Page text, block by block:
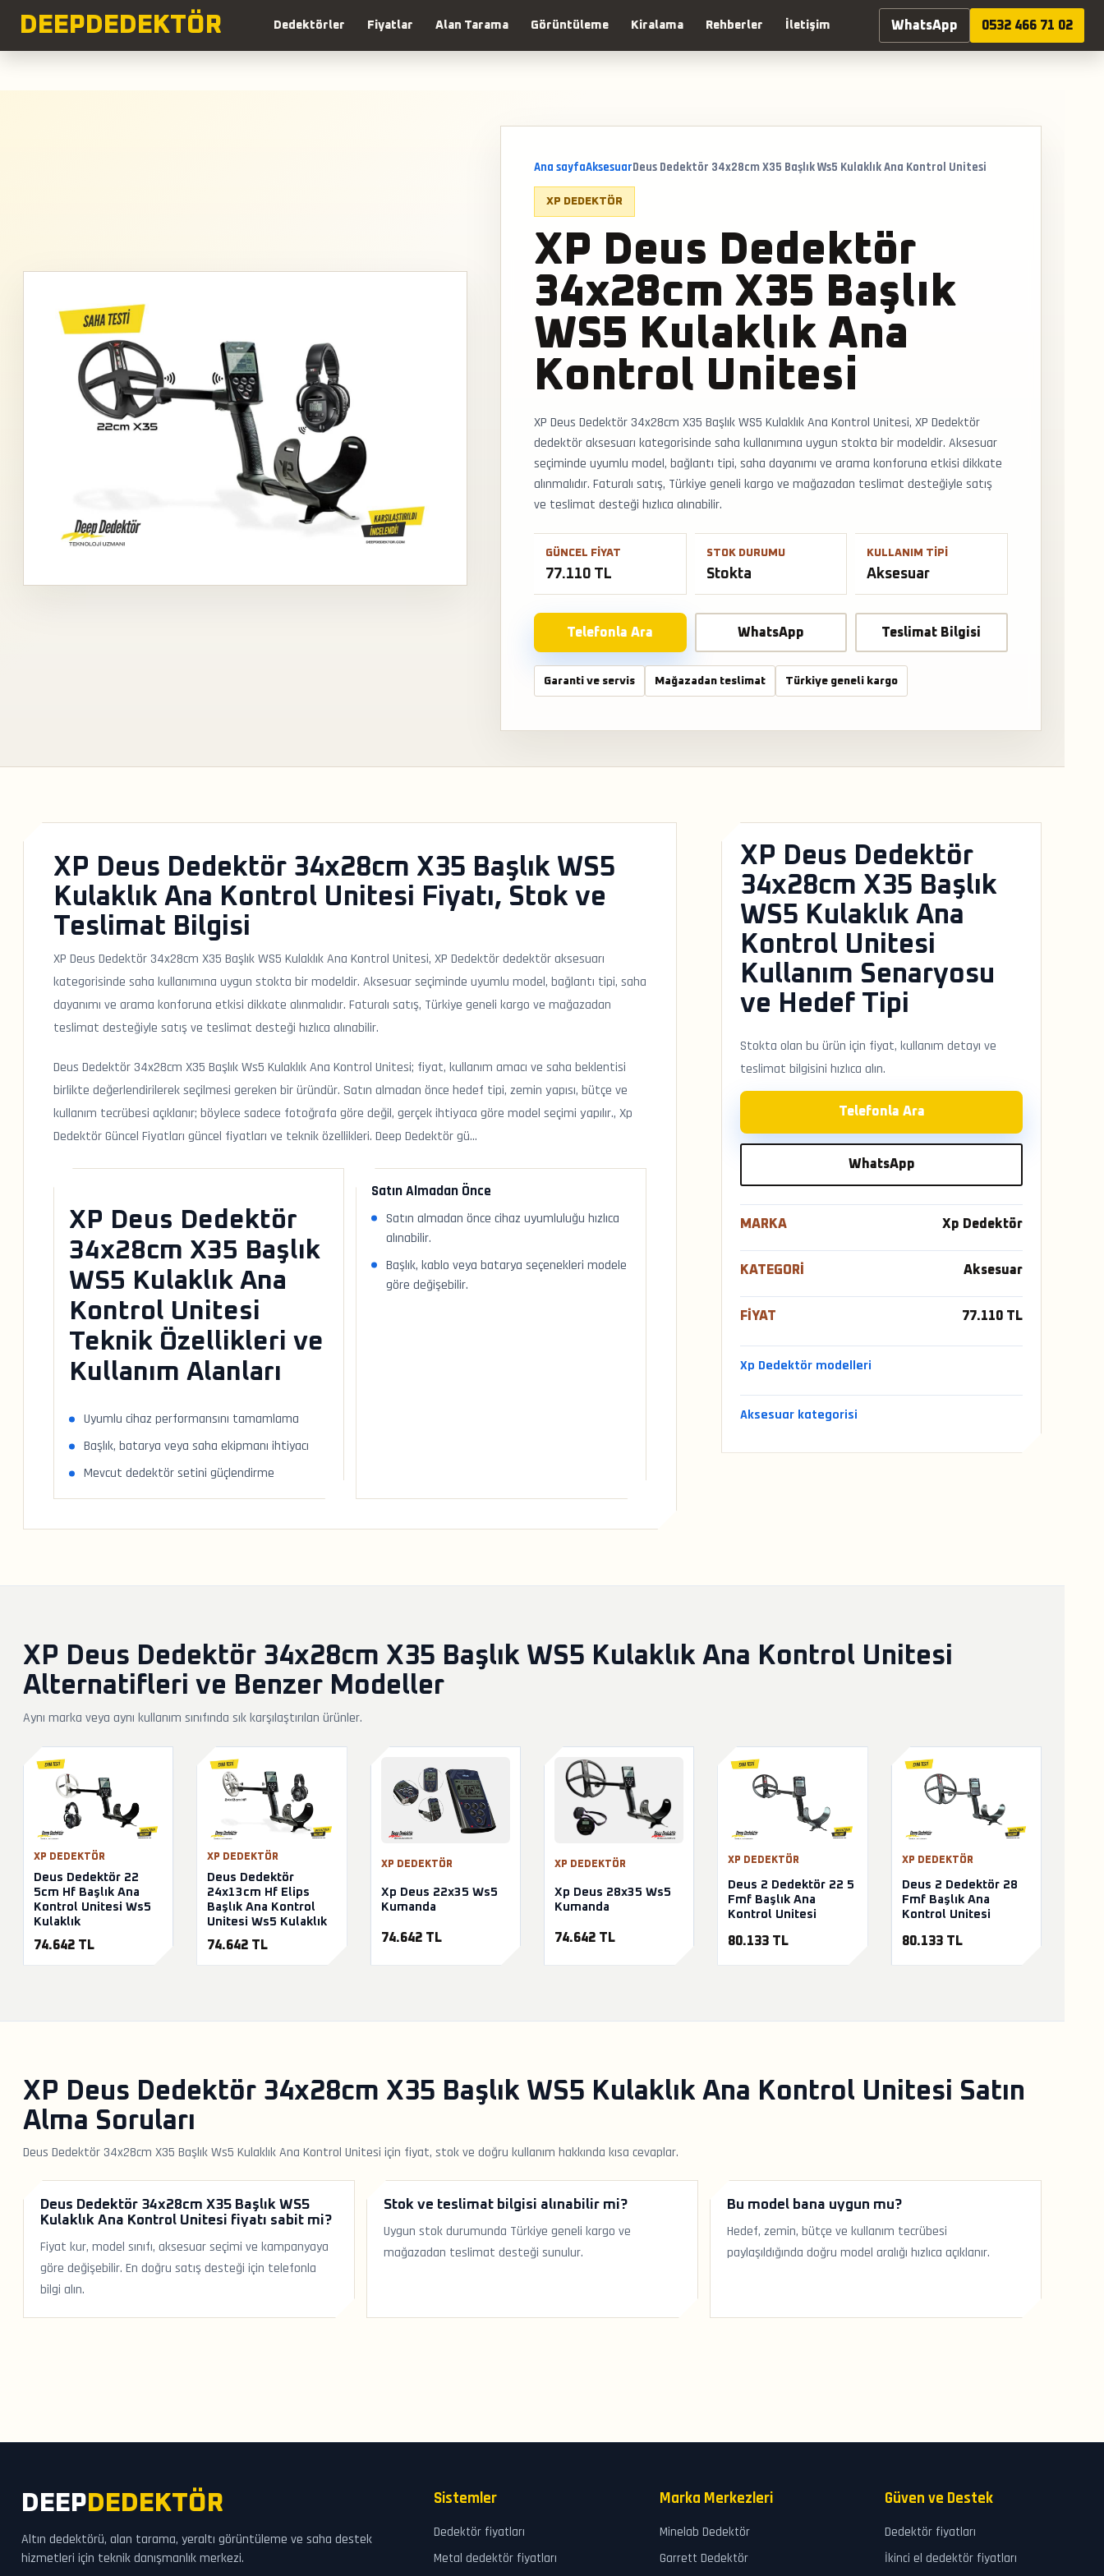
DEEP DEDEKTÖR Dedektörler Fiyatlar Alan Tarama Görüntüleme Kiralama Rehberler İletişim WhatsApp 0532 466 71 02
Ana sayfaAksesuarDeus Dedektör 34x28cm X35 Başlık Ws5 Kulaklık Ana Kontrol Unitesi
XP DEDEKTÖR
XP Deus Dedektör
34x28cm X35 Başlık
WS5 Kulaklık Ana
Kontrol Unitesi
XP Deus Dedektör 34x28cm X35 Başlık WS5 Kulaklık Ana Kontrol Unitesi, XP Dedektör
dedektör aksesuarı kategorisinde saha kullanımına uygun stokta bir modeldir. Aksesuar
seçiminde uyumlu model, bağlantı tipi, saha dayanımı ve arama konforuna etkisi dikkate
alınmalıdır. Faturalı satış, Türkiye geneli kargo ve mağazadan teslimat desteğiyle satış
ve teslimat desteği hızlıca alınabilir.
GÜNCEL FIYAT
77.110 TL
STOK DURUMU
Stokta
KULLANIM TIPI
Aksesuar
Telefonla Ara WhatsApp Teslimat Bilgisi
Garanti ve servis Mağazadan teslimat Türkiye geneli kargo
XP Deus Dedektör 34x28cm X35 Başlık WS5
Kulaklık Ana Kontrol Unitesi Fiyatı, Stok ve
Teslimat Bilgisi
XP Deus Dedektör 34x28cm X35 Başlık WS5 Kulaklık Ana Kontrol Unitesi, XP Dedektör dedektör aksesuarı
kategorisinde saha kullanımına uygun stokta bir modeldir. Aksesuar seçiminde uyumlu model, bağlantı tipi, saha
dayanımı ve arama konforuna etkisi dikkate alınmalıdır. Faturalı satış, Türkiye geneli kargo ve mağazadan
teslimat desteğiyle satış ve teslimat desteği hızlıca alınabilir.
Deus Dedektör 34x28cm X35 Başlık Ws5 Kulaklık Ana Kontrol Unitesi; fiyat, kullanım amacı ve saha beklentisi
birlikte değerlendirilerek seçilmesi gereken bir üründür. Satın almadan önce hedef tipi, zemin yapısı, bütçe ve
kullanım tecrübesi açıklanır; böylece sadece fotoğrafa göre değil, gerçek ihtiyaca göre model seçimi yapılır., Xp
Dedektör Güncel Fiyatları güncel fiyatları ve teknik özellikleri. Deep Dedektör gü...
XP Deus Dedektör
34x28cm X35 Başlık
WS5 Kulaklık Ana
Kontrol Unitesi
Teknik Özellikleri ve
Kullanım Alanları
Uyumlu cihaz performansını tamamlama
Başlık, batarya veya saha ekipmanı ihtiyacı
Mevcut dedektör setini güçlendirme
Satın Almadan Önce
Satın almadan önce cihaz uyumluluğu hızlıca
alınabilir.
Başlık, kablo veya batarya seçenekleri modele
göre değişebilir.
XP Deus Dedektör
34x28cm X35 Başlık
WS5 Kulaklık Ana
Kontrol Unitesi
Kullanım Senaryosu
ve Hedef Tipi
Stokta olan bu ürün için fiyat, kullanım detayı ve
teslimat bilgisini hızlıca alın.
Telefonla Ara
WhatsApp
MARKA Xp Dedektör
KATEGORI Aksesuar
FIYAT 77.110 TL
Xp Dedektör modelleri
Aksesuar kategorisi
XP Deus Dedektör 34x28cm X35 Başlık WS5 Kulaklık Ana Kontrol Unitesi
Alternatifleri ve Benzer Modeller
Aynı marka veya aynı kullanım sınıfında sık karşılaştırılan ürünler.
XP DEDEKTÖR
Deus Dedektör 22
5cm Hf Başlık Ana
Kontrol Unitesi Ws5
Kulaklık
74.642 TL
XP DEDEKTÖR
Deus Dedektör
24x13cm Hf Elips
Başlık Ana Kontrol
Unitesi Ws5 Kulaklık
74.642 TL
XP DEDEKTÖR
Xp Deus 22x35 Ws5
Kumanda
74.642 TL
XP DEDEKTÖR
Xp Deus 28x35 Ws5
Kumanda
74.642 TL
XP DEDEKTÖR
Deus 2 Dedektör 22 5
Fmf Başlık Ana
Kontrol Unitesi
80.133 TL
XP DEDEKTÖR
Deus 2 Dedektör 28
Fmf Başlık Ana
Kontrol Unitesi
80.133 TL
XP Deus Dedektör 34x28cm X35 Başlık WS5 Kulaklık Ana Kontrol Unitesi Satın
Alma Soruları
Deus Dedektör 34x28cm X35 Başlık Ws5 Kulaklık Ana Kontrol Unitesi için fiyat, stok ve doğru kullanım hakkında kısa cevaplar.
Deus Dedektör 34x28cm X35 Başlık WS5
Kulaklık Ana Kontrol Unitesi fiyatı sabit mi?
Fiyat kur, model sınıfı, aksesuar seçimi ve kampanyaya
göre değişebilir. En doğru satış desteği için telefonla
bilgi alın.
Stok ve teslimat bilgisi alınabilir mi?
Uygun stok durumunda Türkiye geneli kargo ve
mağazadan teslimat desteği sunulur.
Bu model bana uygun mu?
Hedef, zemin, bütçe ve kullanım tecrübesi
paylaşıldığında doğru model aralığı hızlıca açıklanır.
DEEP DEDEKTÖR
Altın dedektörü, alan tarama, yeraltı görüntüleme ve saha destek
hizmetleri için teknik danışmanlık merkezi.
Sistemler
Dedektör fiyatları
Metal dedektör fiyatları
Marka Merkezleri
Minelab Dedektör
Garrett Dedektör
Güven ve Destek
Dedektör fiyatları
İkinci el dedektör fiyatları